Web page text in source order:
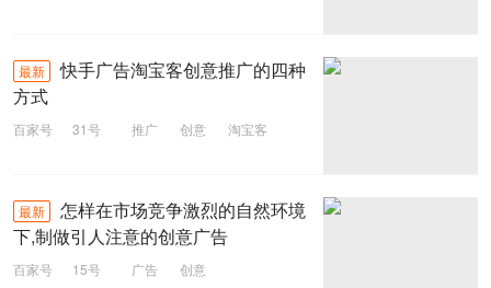
最新
快手广告淘宝客创意推广的四种
方式
百家号 31号 推广 创意
淘宝客
最新
怎样在市场竞争激烈的自然环境
下,制做引人注意的创意广告
百家号 15号 广告 创意